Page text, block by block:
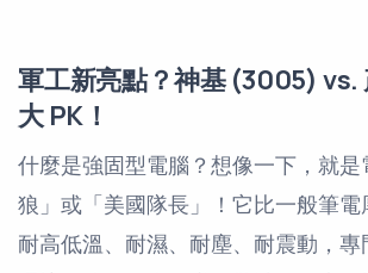
軍工新亮點？神基 (3005) vs.
大 PK！
什麼是強固型電腦？想像一下，就
狼」或「美國隊長」！它比一般筆電
耐高低溫、耐濕、耐塵、耐震動，